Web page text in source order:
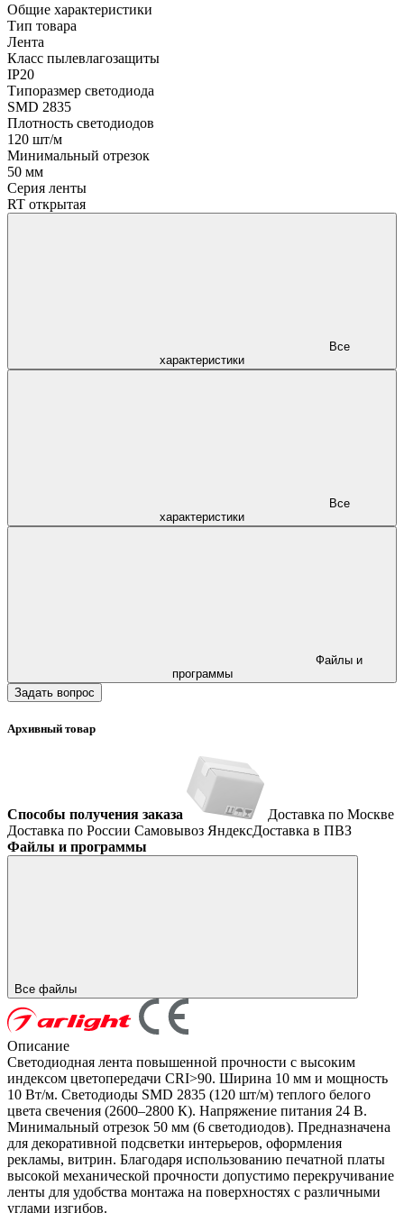
Общие характеристики
Тип товара
Лента
Класс пылевлагозащиты
IP20
Типоразмер светодиода
SMD 2835
Плотность светодиодов
120 шт/м
Минимальный отрезок
50 мм
Серия ленты
RT открытая
характеристики
характеристики
программы
Задать вопрос
Архивный товар
Способы получения заказа
Доставка по Москве
Доставка по России Самовывоз ЯндексДоставка в ПВЗ
Файлы и программы
Все файлы
Описание
Светодиодная лента повышенной прочности с высоким
индексом цветопередачи CRI>90. Ширина 10 мм и мощность
10 Вт/м. Светодиоды SMD 2835 (120 шт/м) теплого белого
цвета свечения (2600–2800 К). Напряжение питания 24 В.
Минимальный отрезок 50 мм (6 светодиодов). Предназначена
для декоративной подсветки интерьеров, оформления
рекламы, витрин. Благодаря использованию печатной платы
высокой механической прочности допустимо перекручивание
ленты для удобства монтажа на поверхностях с различными
углами изгибов.